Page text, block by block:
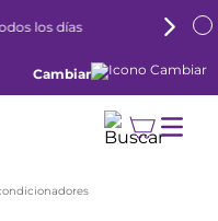
los días
Cambiar